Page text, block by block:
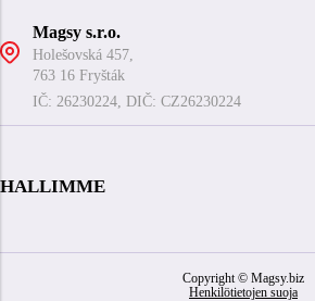
Magsy s.r.o.
Holešovská 457,
763 16 Fryšták
IČ: 26230224, DIČ: CZ26230224
HALLIMME
Copyright © Magsy.biz
Henkilötietojen suoja